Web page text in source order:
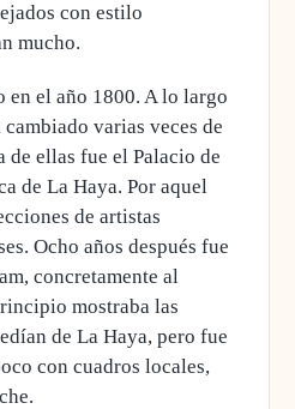
con estilo
mucho.
en el año 1800. A lo largo
varias veces de
ellas fue el Palacio de
de La Haya. Por aquel
de artistas
Ocho años después fue
concretamente al
mostraba las
de La Haya, pero fue
con cuadros locales,